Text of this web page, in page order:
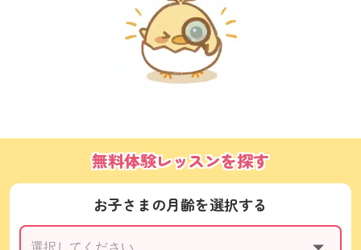
無料体験レッスンを探す
お子さまの月齢を選択する